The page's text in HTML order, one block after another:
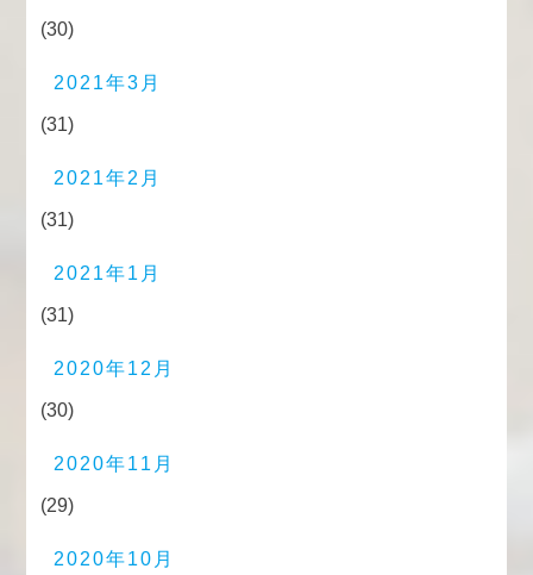
(30)
2021年3月
(31)
2021年2月
(31)
2021年1月
(31)
2020年12月
(30)
2020年11月
(29)
2020年10月